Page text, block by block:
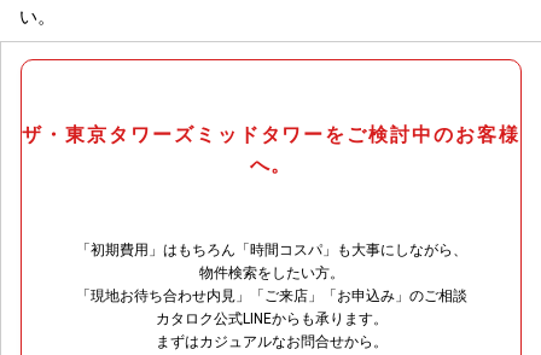
い。
ザ・東京タワーズミッドタワーをご検討中のお客様
へ。
「初期費用」はもちろん「時間コスパ」も大事にしながら、
物件検索をしたい方。
「現地お待ち合わせ内見」「ご来店」「お申込み」のご相談
カタロク公式LINEからも承ります。
まずはカジュアルなお問合せから。